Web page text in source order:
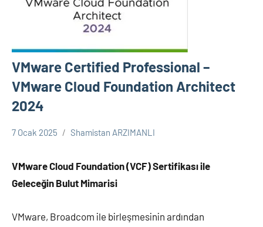
VMware Certified Professional –
VMware Cloud Foundation Architect
2024
7 Ocak 2025 Shamistan ARZIMANLI
VMware Cloud Foundation (VCF) Sertifikası ile
Geleceğin Bulut Mimarisi
VMware, Broadcom ile birleşmesinin ardından